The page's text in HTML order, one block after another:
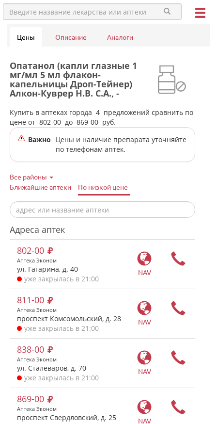
Цены Описание Аналоги
Опатанол (капли глазные 1
мг/мл 5 мл флакон-
капельницы Дроп-Тейнер)
Алкон-Куврер Н.В. С.А., -
Бельгия в аптеках города
Челябинска
Купить в аптеках города 4 предложений сравнить по
цене от 802-00 до 869-00 руб.
Важно
Цены и наличие препарата уточняйте
по телефонам аптек.
Все районы
Ближайшие аптеки
По низкой цене
Адреса аптек
NAV
802-00
Аптека Эконом
ул. Гагарина, д. 40
уже закрылась в 21:00
NAV
811-00
Аптека Эконом
проспект Комсомольский, д. 28
уже закрылась в 21:00
NAV
838-00
Аптека Эконом
ул. Сталеваров, д. 70
уже закрылась в 21:00
NAV
869-00
Аптека Эконом
проспект Свердловский, д. 25